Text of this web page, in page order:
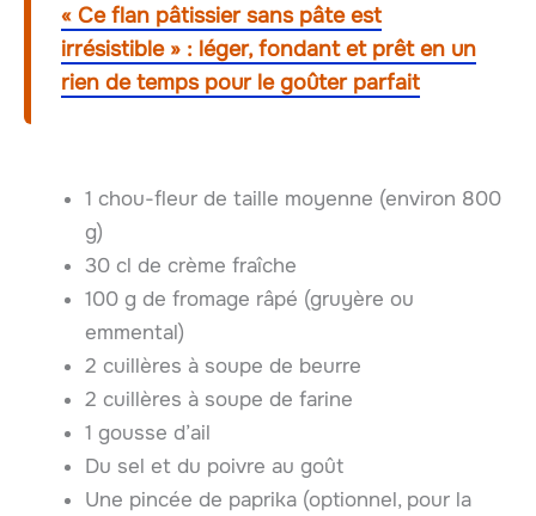
« Ce flan pâtissier sans pâte est
irrésistible » : léger, fondant et prêt en un
rien de temps pour le goûter parfait
1 chou-fleur de taille moyenne (environ 800
g)
30 cl de crème fraîche
100 g de fromage râpé (gruyère ou
emmental)
2 cuillères à soupe de beurre
2 cuillères à soupe de farine
1 gousse d’ail
Du sel et du poivre au goût
Une pincée de paprika (optionnel, pour la